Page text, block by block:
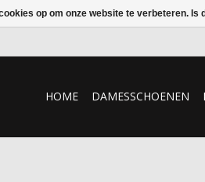
HOME DAMESSCHOENEN
op om onze website te verbeteren. Is